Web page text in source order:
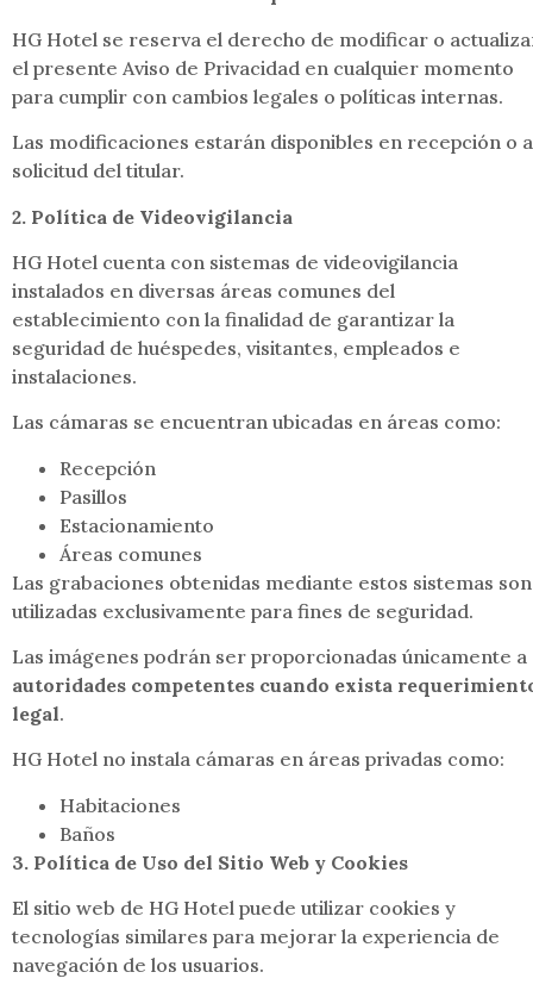
HG Hotel se reserva el derecho de modificar o
el presente Aviso de Privacidad en cualquier momento
para cumplir con cambios legales o políticas internas.
Las modificaciones estarán disponibles en recepción o a
solicitud del titular.
2. Política de Videovigilancia
HG Hotel cuenta con sistemas de videovigilancia
instalados en diversas áreas comunes del
establecimiento con la finalidad de garantizar la
seguridad de huéspedes, visitantes, empleados e
instalaciones.
Las cámaras se encuentran ubicadas en áreas como:
Recepción
Pasillos
Estacionamiento
Áreas comunes
Las grabaciones obtenidas mediante estos sistemas son
utilizadas exclusivamente para fines de seguridad.
Las imágenes podrán ser proporcionadas únicamente a
autoridades competentes cuando exista
legal.
HG Hotel no instala cámaras en áreas privadas como:
Habitaciones
Baños
3. Política de Uso del Sitio Web y Cookies
El sitio web de HG Hotel puede utilizar cookies y
tecnologías similares para mejorar la experiencia de
navegación de los usuarios.